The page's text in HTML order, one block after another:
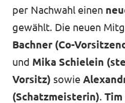
per Nachwahl einen
gewählt. Die neuen
Bachner (Co-
und Mika Schielein
Vorsitz) sowie
(Schatzmeisterin). Tim